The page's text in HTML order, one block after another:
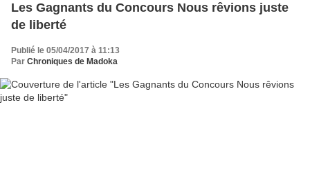
Les Gagnants du Concours Nous rêvions juste
de liberté
Publié le 05/04/2017 à 11:13
Par Chroniques de Madoka